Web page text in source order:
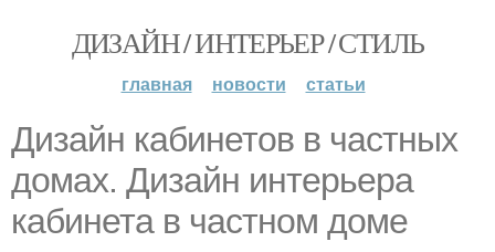
ДИЗАЙН / ИНТЕРЬЕР / СТИЛЬ
главная новости статьи
Дизайн кабинетов в частных
домах. Дизайн интерьера
кабинета в частном доме